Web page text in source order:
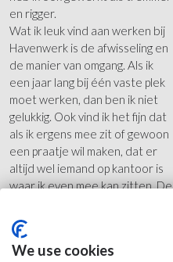
en rigger.
Wat ik leuk vind aan werken bij
Havenwerk is de afwisseling en
de manier van omgang. Als ik
een jaar lang bij één vaste plek
moet werken, dan ben ik niet
gelukkig. Ook vind ik het fijn dat
als ik ergens mee zit of gewoon
een praatje wil maken, dat er
altijd wel iemand op kantoor is
waar ik even mee kan zitten. De
van een opleiding bevallen mij
goed. Kijkend naar de toekomst
zou ik graag op een kraan willen
We use cookies